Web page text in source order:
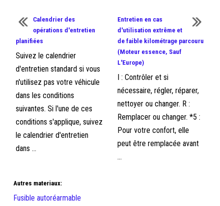
Calendrier des
opérations d'entretien
planifiées
Suivez le calendrier
d'entretien standard si vous
n'utilisez pas votre véhicule
dans les conditions
suivantes. Si l'une de ces
conditions s'applique, suivez
le calendrier d'entretien
dans ...
Entretien en cas
d'utilisation extrême et
de faible kilométrage parcouru
(Moteur essence, Sauf
L'Europe)
I : Contrôler et si
nécessaire, régler, réparer,
nettoyer ou changer. R :
Remplacer ou changer. *5 :
Pour votre confort, elle
peut être remplacée avant
...
Autres materiaux:
Fusible autoréarmable